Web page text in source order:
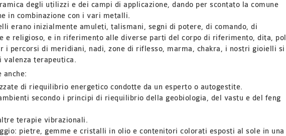
degli utilizzi e dei campi di applicazione, dando per scontato la comune
in combinazione con i vari metalli.
erano inizialmente amuleti, talismani, segni di potere, di comando, di
e religioso, e in riferimento alle diverse parti del corpo di riferimento, dita,
i percorsi di meridiani, nadi, zone di riflesso, marma, chakra, i nostri gioielli si
terapeutica.
anche:
di riequilibrio energetico condotte da un esperto o autogestite.
secondo i principi di riequilibrio della geobiologia, del vastu e del feng
terapie vibrazionali.
pietre, gemme e cristalli in olio e contenitori colorati esposti al sole in una